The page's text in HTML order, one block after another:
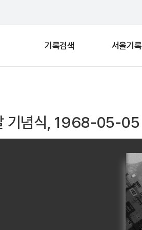
기록검색 서울기록
기념식, 1968-05-05